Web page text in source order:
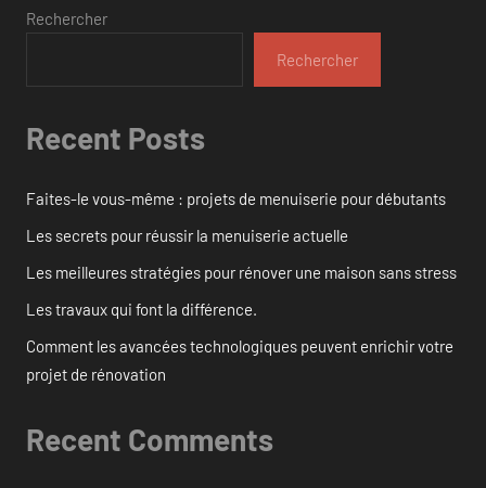
Rechercher
Rechercher
Recent Posts
Faites-le vous-même : projets de menuiserie pour débutants
Les secrets pour réussir la menuiserie actuelle
Les meilleures stratégies pour rénover une maison sans stress
Les travaux qui font la différence.
Comment les avancées technologiques peuvent enrichir votre
projet de rénovation
Recent Comments